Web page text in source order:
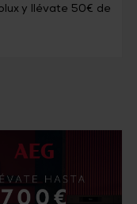
y llévate 50€ de